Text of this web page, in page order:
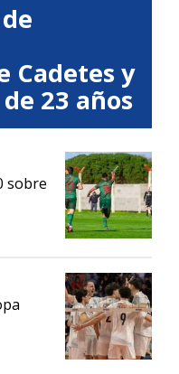
Cadetes y
23 años
sobre